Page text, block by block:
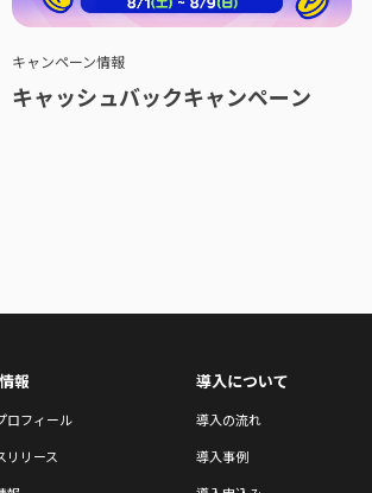
キャンペーン情報
キャッシュバックキャンペーン
報
ロフィール
リリース
導入について
導入の流れ
導入事例